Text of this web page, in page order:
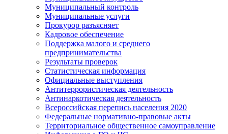
Муниципальный контроль
Муниципальные услуги
Прокурор разъясняет
Кадровое обеспечение
Поддержка малого и среднего
предпринимательства
Результаты проверок
Статистическая информация
Официальные выступления
Антитеррористическая деятельность
Антинаркотическая деятельность
Всероссийская перепись населения 2020
Федеральные нормативно-правовые акты
Территориальное общественное самоуправление